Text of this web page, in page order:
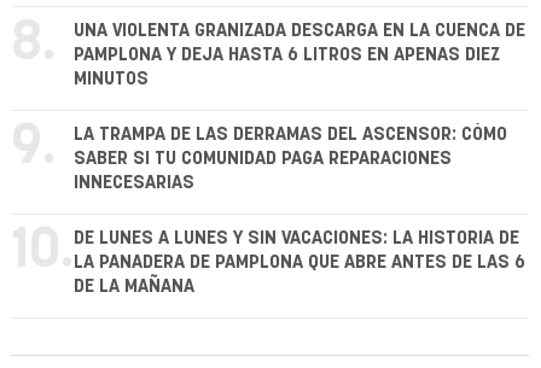
8.
UNA VIOLENTA GRANIZADA DESCARGA EN LA CUENCA DE
PAMPLONA Y DEJA HASTA 6 LITROS EN APENAS DIEZ
MINUTOS
9.
LA TRAMPA DE LAS DERRAMAS DEL ASCENSOR: CÓMO
SABER SI TU COMUNIDAD PAGA REPARACIONES
INNECESARIAS
10. DE LUNES A LUNES Y SIN VACACIONES: LA HISTORIA DE
LA PANADERA DE PAMPLONA QUE ABRE ANTES DE LAS 6
DE LA MAÑANA